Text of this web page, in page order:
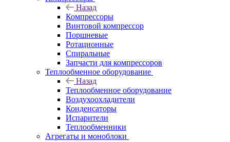
Назад
Компрессоры
Винтовой компрессор
Поршневые
Ротационные
Спиральные
Запчасти для компрессоров
Теплообменное оборудование
Назад
Теплообменное оборудование
Воздухоохладители
Конденсаторы
Испарители
Теплообменники
Агрегаты и моноблоки